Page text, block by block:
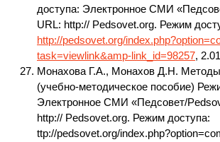
доступа: Электронное СМИ
URL: http:// Pedsovet.org. Режим
http://pedsovet.org/
task=viewlink&amp-link_id=98257,
Монахова Г.А., Монахов Д.Н.
(учебно-методическое пособие)
Электронное СМИ «Педсовет/
http:// Pedsovet.org. Режим доступа:
ttp://pedsovet.org/